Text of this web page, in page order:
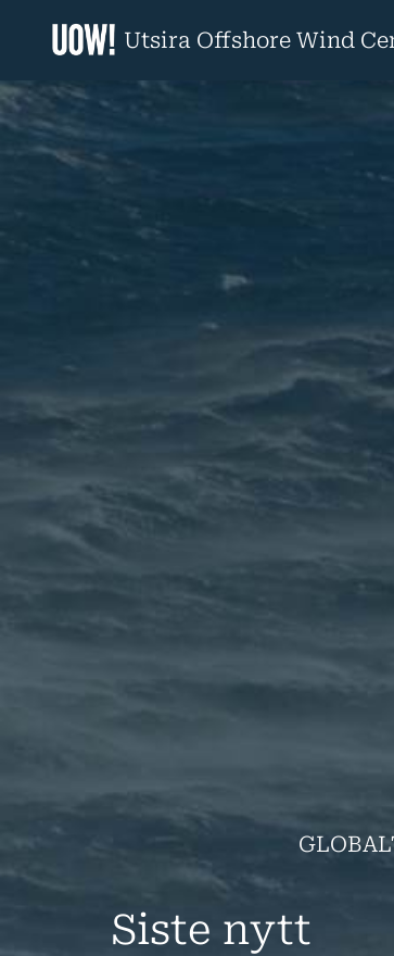
innhold
Utsira Offshore Wind
Siste nytt